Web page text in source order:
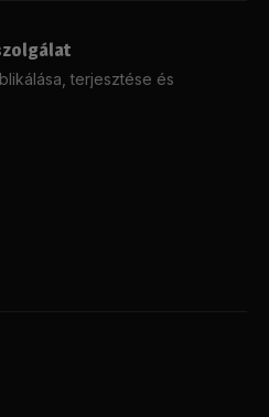
terjesztése és